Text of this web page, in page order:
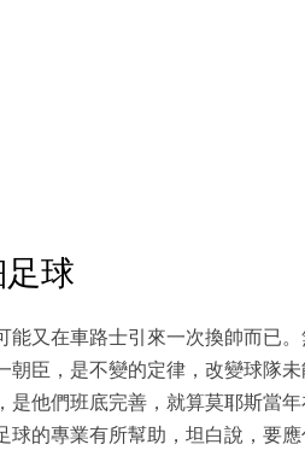
球
能又在車路士引來一次換帥而已
朝臣，是不變的定律，改變球隊
是他們班底完善，就算莫耶斯當
球的專業有所幫助，坦白說，要